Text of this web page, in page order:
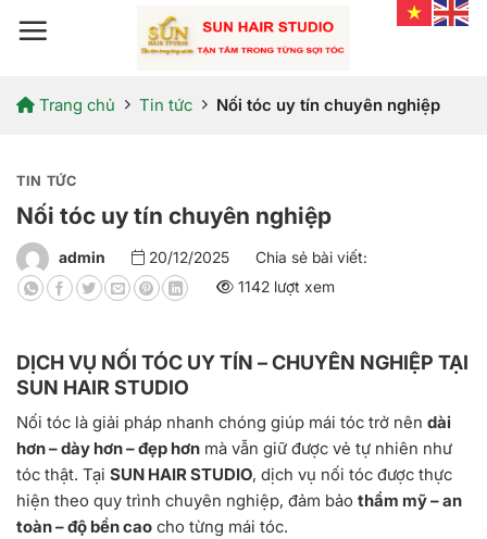
qua
Trang chủ Tin tức Nối tóc uy tín chuyên nghiệp
TIN TỨC
Nối tóc uy tín chuyên nghiệp
admin 20/12/2025
Chia sẻ bài viết:
1142 lượt xem
DỊCH VỤ NỐI TÓC UY TÍN – CHUYÊN NGHIỆP TẠI
SUN HAIR STUDIO
Nối tóc là giải pháp nhanh chóng giúp mái tóc trở nên dài
hơn – dày hơn – đẹp hơn mà vẫn giữ được vẻ tự nhiên như
tóc thật. Tại SUN HAIR STUDIO, dịch vụ nối tóc được thực
hiện theo quy trình chuyên nghiệp, đảm bảo thẩm mỹ – an
toàn – độ bền cao cho từng mái tóc.